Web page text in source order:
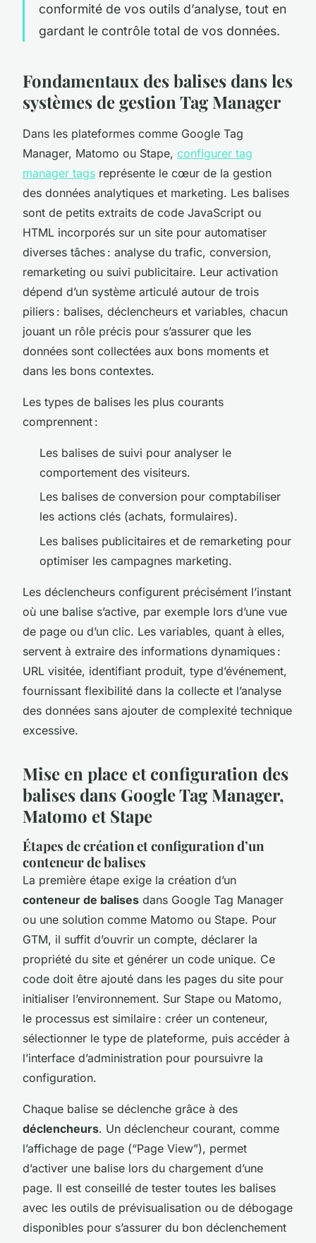
conformité de vos outils d’analyse, tout en
gardant le contrôle total de vos données.
Fondamentaux des balises dans les
systèmes de gestion Tag Manager
Dans les plateformes comme Google Tag
Manager, Matomo ou Stape, configurer tag
manager tags représente le cœur de la gestion
des données analytiques et marketing. Les balises
sont de petits extraits de code JavaScript ou
HTML incorporés sur un site pour automatiser
diverses tâches : analyse du trafic, conversion,
remarketing ou suivi publicitaire. Leur activation
dépend d’un système articulé autour de trois
piliers : balises, déclencheurs et variables, chacun
jouant un rôle précis pour s’assurer que les
données sont collectées aux bons moments et
dans les bons contextes.
Les types de balises les plus courants
comprennent :
Les balises de suivi pour analyser le
comportement des visiteurs.
Les balises de conversion pour comptabiliser
les actions clés (achats, formulaires).
Les balises publicitaires et de remarketing pour
optimiser les campagnes marketing.
Les déclencheurs configurent précisément l’instant
où une balise s’active, par exemple lors d’une vue
de page ou d’un clic. Les variables, quant à elles,
servent à extraire des informations dynamiques :
URL visitée, identifiant produit, type d’événement,
fournissant flexibilité dans la collecte et l’analyse
des données sans ajouter de complexité technique
excessive.
Mise en place et configuration des
balises dans Google Tag Manager,
Matomo et Stape
Étapes de création et configuration d’un
conteneur de balises
La première étape exige la création d’un
conteneur de balises dans Google Tag Manager
ou une solution comme Matomo ou Stape. Pour
GTM, il suffit d’ouvrir un compte, déclarer la
propriété du site et générer un code unique. Ce
code doit être ajouté dans les pages du site pour
initialiser l’environnement. Sur Stape ou Matomo,
le processus est similaire : créer un conteneur,
sélectionner le type de plateforme, puis accéder à
l’interface d’administration pour poursuivre la
configuration.
Chaque balise se déclenche grâce à des
déclencheurs. Un déclencheur courant, comme
l’affichage de page (“Page View”), permet
d’activer une balise lors du chargement d’une
page. Il est conseillé de tester toutes les balises
avec les outils de prévisualisation ou de débogage
disponibles pour s’assurer du bon déclenchement